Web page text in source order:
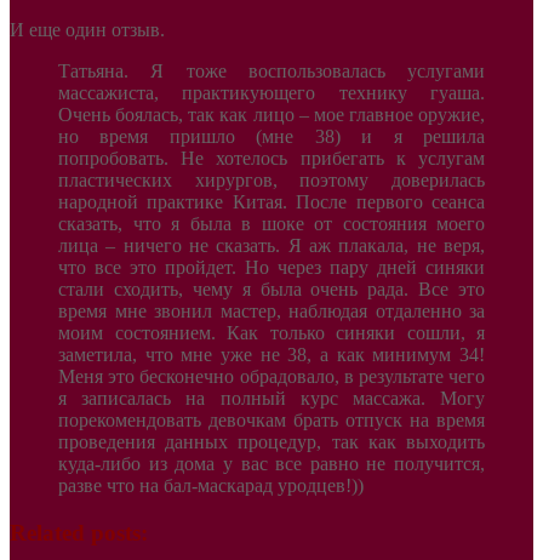
И еще один отзыв.
Татьяна. Я тоже воспользовалась услугами
массажиста, практикующего технику гуаша.
Очень боялась, так как лицо – мое главное оружие,
но время пришло (мне 38) и я решила
попробовать. Не хотелось прибегать к услугам
пластических хирургов, поэтому доверилась
народной практике Китая. После первого сеанса
сказать, что я была в шоке от состояния моего
лица – ничего не сказать. Я аж плакала, не веря,
что все это пройдет. Но через пару дней синяки
стали сходить, чему я была очень рада. Все это
время мне звонил мастер, наблюдая отдаленно за
моим состоянием. Как только синяки сошли, я
заметила, что мне уже не 38, а как минимум 34!
Меня это бесконечно обрадовало, в результате чего
я записалась на полный курс массажа. Могу
порекомендовать девочкам брать отпуск на время
проведения данных процедур, так как выходить
куда-либо из дома у вас все равно не получится,
разве что на бал-маскарад уродцев!))
Related posts: